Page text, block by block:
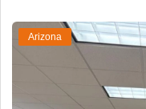
Arizona